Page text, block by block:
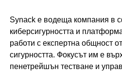
Synack е водеща компания в
киберсигурността и
работи с експертна общност
сигурността. Фокусът им е
пенетрейшън тестване и